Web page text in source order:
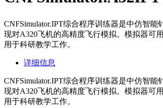
CNFSimulator.IPT综合程序训练器是中仿智
现对A320飞机的高精度飞行模拟。模拟器可
用于科研教学工作。
详细信息
CNFSimulator.IPT综合程序训练器是中仿智
现对A320飞机的高精度飞行模拟。模拟器可
用于科研教学工作。